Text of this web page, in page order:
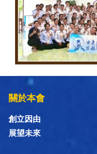
關於本會
創立因由
展望未來